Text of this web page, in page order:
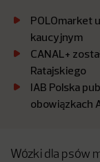
POLOmarket
kaucyjnym
CANAL+
Ratajskiego
IAB Polska
obowiązkach
Wózki dla psów